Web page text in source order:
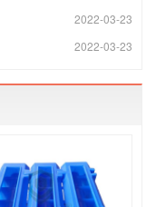
2022-03-23
2022-03-23